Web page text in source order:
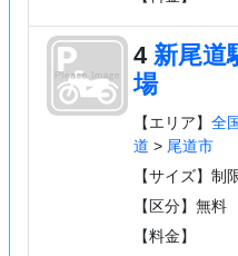
4 新尾道
場
【エリア】 全
道 > 尾道市
【サイズ】制
【区分】無料
【料金】